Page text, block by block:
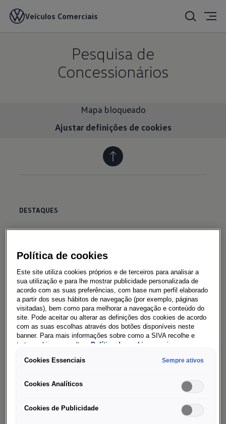
Veículos Comerciais
Pesquisa de
Concessionários
Mapa bloqueado
Ajustar definições de cookies
DESTAQUES
Campanhas
Conectividade e serviços de mobilidade
Notícias
IMPORTANTES
Disponível imediatamente
Volkswagen Veículos de Passageiros
Das WeltAuto
Política de cookies
Este site utiliza cookies próprios e de terceiros para analisar a
sua utilização e para lhe mostrar publicidade personalizada de
acordo com as suas preferências, com base num perfil elaborado
a partir dos seus hábitos de navegação (por exemplo, páginas
visitadas), bem como para melhorar a navegação e conteúdo do
site. Pode aceitar ou alterar as definições dos cookies de acordo
com as suas escolhas através dos botões disponíveis neste
banner. Para mais informações sobre como a SIVA recolhe e
trata cookies, consulte aPolítica de cookies em vigor.
Cookies Essenciais Sempre ativos
Cookies Analíticos
Cookies de Publicidade